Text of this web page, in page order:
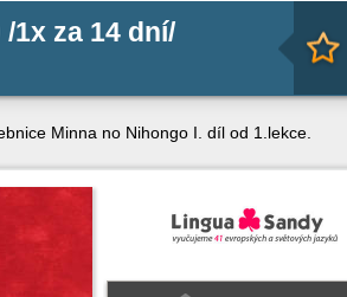
1x za 14 dní/
Minna no Nihongo I. díl od 1.lekce.